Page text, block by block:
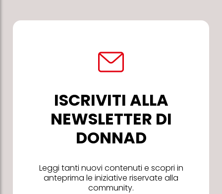
ISCRIVITI ALLA
NEWSLETTER DI
DONNAD
Leggi tanti nuovi contenuti e scopri in
anteprima le iniziative riservate alla
community.